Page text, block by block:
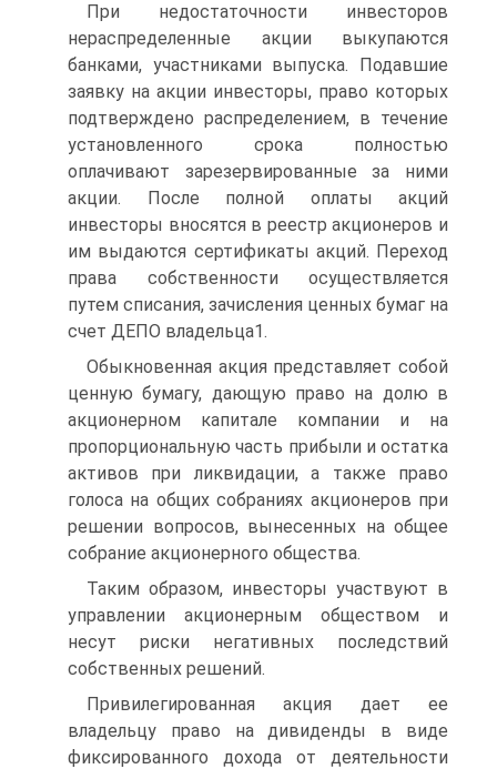
При недостаточности инвесторов
нераспределенные акции выкупаются
банками, участниками выпуска. Подавшие
заявку на акции инвесторы, право которых
подтверждено распределением, в течение
установленного срока полностью
оплачивают зарезервированные за ними
акции. После полной оплаты акций
инвесторы вносятся в реестр акционеров и
им выдаются сертификаты акций. Переход
права собственности осуществляется
путем списания, зачисления ценных бумаг на
счет ДЕПО владельца1.
Обыкновенная акция представляет собой
ценную бумагу, дающую право на долю в
акционерном капитале компании и на
пропорциональную часть прибыли и остатка
активов при ликвидации, а также право
голоса на общих собраниях акционеров при
решении вопросов, вынесенных на общее
собрание акционерного общества.
Таким образом, инвесторы участвуют в
управлении акционерным обществом и
несут риски негативных последствий
собственных решений.
Привилегированная акция дает ее
владельцу право на дивиденды в виде
фиксированного дохода от деятельности